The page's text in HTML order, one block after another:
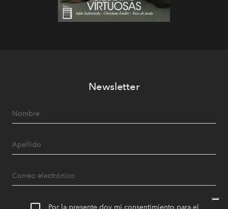
Newsletter
Por la presente doy mi consentimiento para el